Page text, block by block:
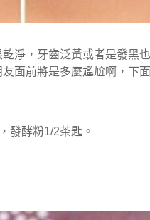
淨，牙齒泛黃或者是發黑
面前將是多麼尷尬啊，下
發酵粉1/2茶匙。